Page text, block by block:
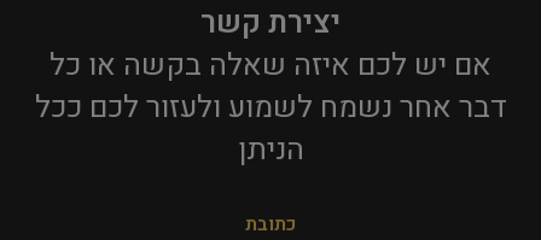
יצירת קשר
אם יש לכם איזה שאלה בקשה או כל
דבר אחר נשמח לשמוע ולעזור לכם ככל
הניתן​
כתובת